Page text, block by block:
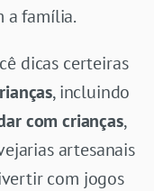
a família.
dicas certeiras
, incluindo
com crianças,
artesanais
com jogos